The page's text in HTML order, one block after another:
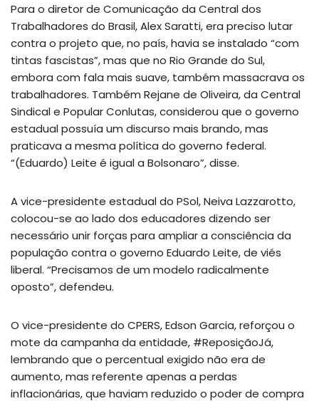
Para o diretor de Comunicação da Central dos
Trabalhadores do Brasil, Alex Saratti, era preciso lutar
contra o projeto que, no país, havia se instalado “com
tintas fascistas”, mas que no Rio Grande do Sul,
embora com fala mais suave, também massacrava os
trabalhadores. Também Rejane de Oliveira, da Central
Sindical e Popular Conlutas, considerou que o governo
estadual possuía um discurso mais brando, mas
praticava a mesma política do governo federal.
“(Eduardo) Leite é igual a Bolsonaro”, disse.
A vice-presidente estadual do PSol, Neiva Lazzarotto,
colocou-se ao lado dos educadores dizendo ser
necessário unir forças para ampliar a consciência da
população contra o governo Eduardo Leite, de viés
liberal. “Precisamos de um modelo radicalmente
oposto”, defendeu.
O vice-presidente do CPERS, Edson Garcia, reforçou o
mote da campanha da entidade, #ReposiçãoJá,
lembrando que o percentual exigido não era de
aumento, mas referente apenas a perdas
inflacionárias, que haviam reduzido o poder de compra